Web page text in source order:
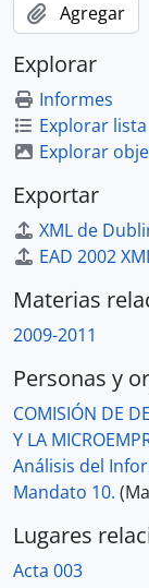
Agregar
Explorar
Informes
Explorar lista
Explorar
Exportar
XML de
EAD 2002
Materias
2009-2011
Personas y
COMISIÓN DE
Y LA
Análisis del
Mandato 10.
Lugares
Acta 003